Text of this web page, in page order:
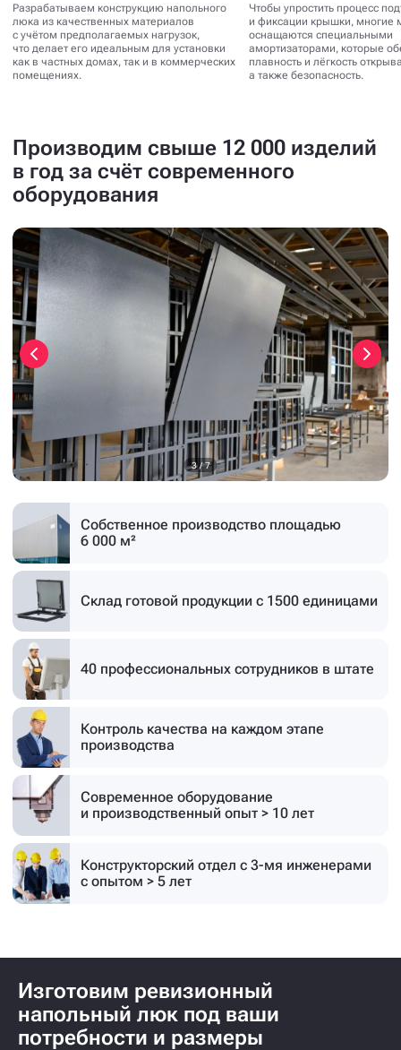
Разрабатываем конструкцию напольного
люка из качественных материалов
с учётом предполагаемых нагрузок,
что делает его идеальным для установки
как в частных домах, так и в коммерческих
помещениях.
Чтобы упростить процесс
и фиксации крышки, многие
оснащаются специальными
амортизаторами, которые
плавность и лёгкость
а также безопасность.
Производим свыше 12 000 изделий
в год за счёт современного
оборудования
3 / 7
Собственное производство площадью
6 000 м²
Склад готовой продукции с 1500 единицами
40 профессиональных сотрудников в штате
Контроль качества на каждом этапе
производства
Современное оборудование
и производственный опыт > 10 лет
Конструкторский отдел с 3-мя инженерами
с опытом > 5 лет
Изготовим ревизионный
напольный люк под ваши
потребности и размеры